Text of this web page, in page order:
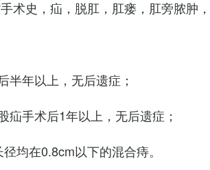
术史，疝，脱肛，肛瘘，肛旁脓肿
半年以上，无后遗症；
疝手术后1年以上，无后遗症；
均在0.8cm以下的混合痔。